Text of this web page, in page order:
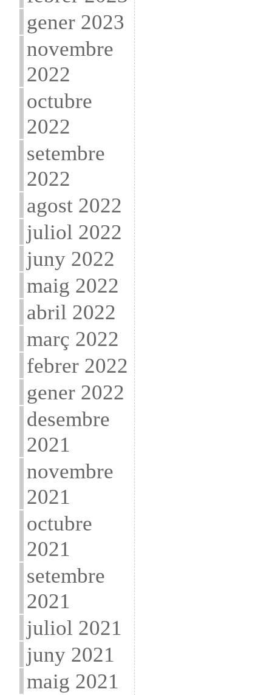
gener 2023
novembre
2022
octubre
2022
setembre
2022
agost 2022
juliol 2022
juny 2022
maig 2022
abril 2022
març 2022
febrer 2022
gener 2022
desembre
2021
novembre
2021
octubre
2021
setembre
2021
juliol 2021
juny 2021
maig 2021